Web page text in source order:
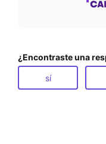
¿Encontraste una
sí